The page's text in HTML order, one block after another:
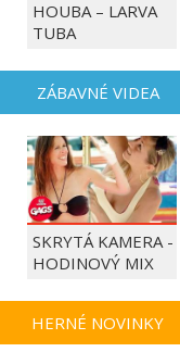
HOUBA – LARVA
TUBA
ZÁBAVNÉ VIDEA
SKRYTÁ KAMERA -
HODINOVÝ MIX
HERNÉ NOVINKY